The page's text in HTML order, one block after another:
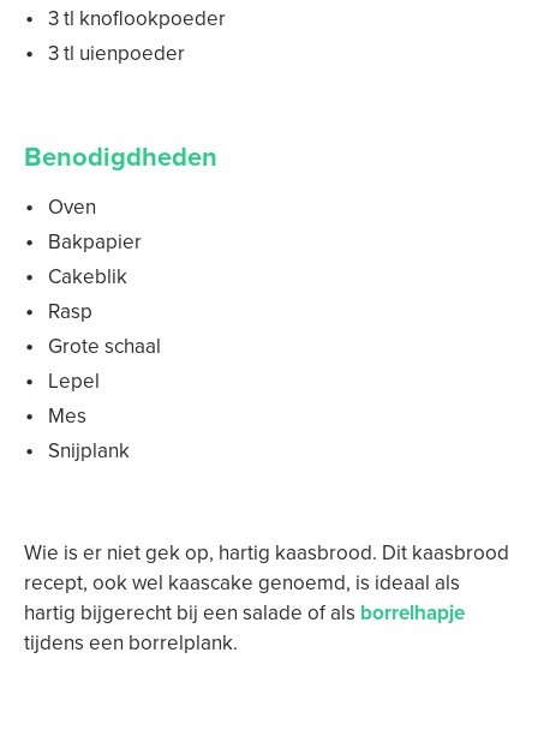
3 tl knoflookpoeder
3 tl uienpoeder
Benodigdheden
Oven
Bakpapier
Cakeblik
Rasp
Grote schaal
Lepel
Mes
Snijplank
Wie is er niet gek op, hartig kaasbrood. Dit kaasbrood
recept, ook wel kaascake genoemd, is ideaal als
hartig bijgerecht bij een salade of als borrelhapje
tijdens een borrelplank.